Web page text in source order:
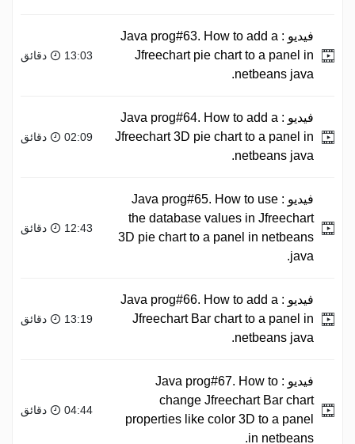
فيديو : Java prog#63. How to add a
Jfreechart pie chart to a panel in
netbeans java.
13:03 دقائق
فيديو : Java prog#64. How to add a
Jfreechart 3D pie chart to a panel in
netbeans java.
02:09 دقائق
فيديو : Java prog#65. How to use
the database values in Jfreechart
3D pie chart to a panel in netbeans
java.
12:43 دقائق
فيديو : Java prog#66. How to add a
Jfreechart Bar chart to a panel in
netbeans java.
13:19 دقائق
فيديو : Java prog#67. How to
change Jfreechart Bar chart
properties like color 3D to a panel
in netbeans.
04:44 دقائق